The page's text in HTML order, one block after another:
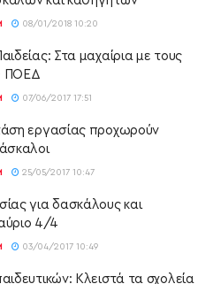
08/01/2018 10:20
Στα μαχαίρια με τους
ΠΟΕΔ
07/06/2017 17:51
εργασίας προχωρούν
25/05/2017 10:47
για δασκάλους και
4/4
03/04/2017 10:49
Κλειστά τα σχολεία